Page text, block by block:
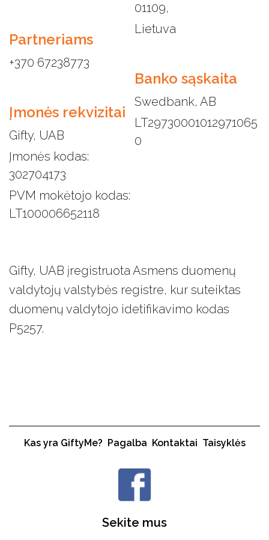
Partneriams
+370 67238773
Įmonės rekvizitai
Gifty, UAB
Įmonės kodas:
302704173
PVM mokėtojo kodas:
LT100006652118
01109,
Lietuva
Banko sąskaita
Swedbank, AB
LT29730001012971065
0
Gifty, UAB įregistruota Asmens duomenų
valdytojų valstybės registre, kur suteiktas
duomenų valdytojo idetifikavimo kodas
P5257.
Kas yra GiftyMe? Pagalba Kontaktai Taisyklės
Sekite mus